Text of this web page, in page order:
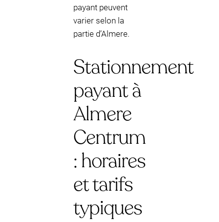
payant peuvent
varier selon la
partie d’Almere.
Stationnement
payant à
Almere
Centrum
: horaires
et tarifs
typiques